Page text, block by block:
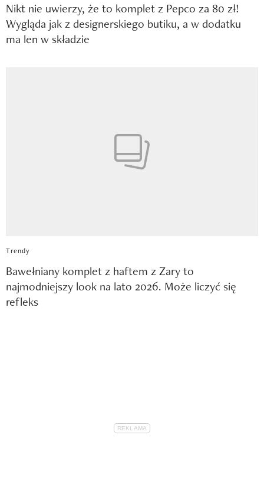
Nikt nie uwierzy, że to komplet z Pepco za 80 zł!
Wygląda jak z designerskiego butiku, a w dodatku
ma len w składzie
Trendy
Bawełniany komplet z haftem z Zary to
najmodniejszy look na lato 2026. Może liczyć się
refleks